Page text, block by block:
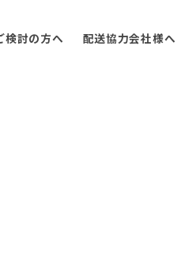
検討の方へ 配送協力会社様へ